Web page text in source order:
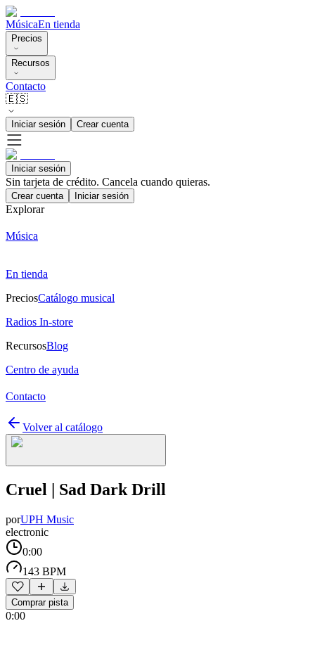
MúsicaEn tienda
Precios
Recursos
Contacto
🇪🇸
Iniciar sesión Crear cuenta
Iniciar sesión
Sin tarjeta de crédito. Cancela cuando quieras.
Crear cuenta Iniciar sesión
Explorar
Música
En tienda
PreciosCatálogo musical
Radios In-store
RecursosBlog
Centro de ayuda
Contacto
Volver al catálogo
Cruel | Sad Dark Drill
porUPH Music
electronic
0:00
143 BPM
Comprar pista
0:00